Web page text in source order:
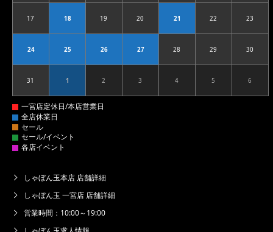
172026.08.17 182026.08.18 192026.08.19 202026.08.20 212026.08.21 222026.08.22 23
242026.08.24 252026.08.25 262026.08.26 272026.08.27 282026.08.28 292026.08.29 30
312026.08.31 12026.09.01 22026.09.02 32026.09.03 42026.09.04 52026.09.05 6
しゃぼん玉本店 店舗詳細
しゃぼん玉 一宮店 店舗詳細
営業時間：10:00～19:00